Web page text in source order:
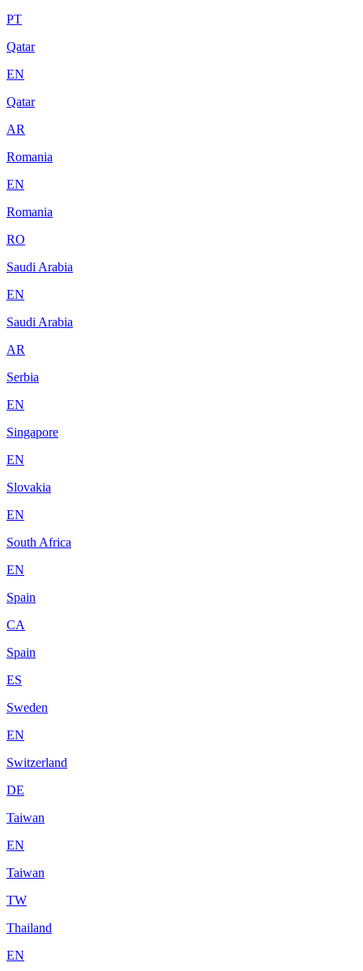
PT
Qatar
EN
Qatar
AR
Romania
EN
Romania
RO
Saudi Arabia
EN
Saudi Arabia
AR
Serbia
EN
Singapore
EN
Slovakia
EN
South Africa
EN
Spain
CA
Spain
ES
Sweden
EN
Switzerland
DE
Taiwan
EN
Taiwan
TW
Thailand
EN